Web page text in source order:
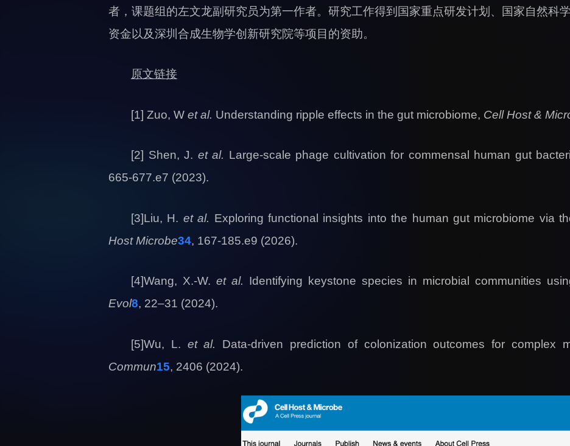
者，课题组的左文龙副研究员为第一作者。研究工作得到国家重点研发计划、国家自然科
资金以及深圳合成生物学创新研究院等项目的资助。
原文链接
[1] Zuo, W et al. Understanding ripple effects in the gut microbiome, Cell Host &
[2] Shen, J. et al. Large-scale phage cultivation for commensal human gut
665-677.e7 (2023).
[3]Liu, H. et al. Exploring functional insights into the human gut microbiome via
Host Microbe34, 167-185.e9 (2026).
[4]Wang, X.-W. et al. Identifying keystone species in microbial communities
Evol8, 22–31 (2024).
[5]Wu, L. et al. Data-driven prediction of colonization outcomes for complex
Commun15, 2406 (2024).